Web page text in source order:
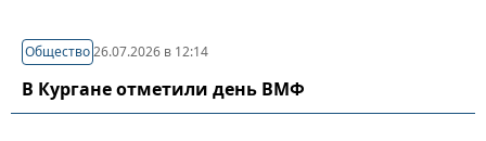
Общество26.07.2026 в 12:14
В Кургане отметили день ВМФ